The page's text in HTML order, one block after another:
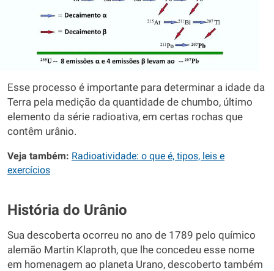
Esse processo é importante para determinar a idade da
Terra pela medição da quantidade de chumbo, último
elemento da série radioativa, em certas rochas que
contêm urânio.
Veja também: Radioatividade: o que é, tipos, leis e
exercícios
História do Urânio
Sua descoberta ocorreu no ano de 1789 pelo químico
alemão Martin Klaproth, que lhe concedeu esse nome
em homenagem ao planeta Urano, descoberto também